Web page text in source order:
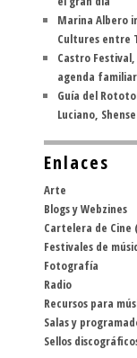
Marina Albero
Cultures entre
Castro
agenda
Guía del
Luciano,
Enlaces
Arte
Blogs y Webzines
Cartelera de Cine
Festivales de
Fotografía
Radio
Recursos para
Salas y
Sellos